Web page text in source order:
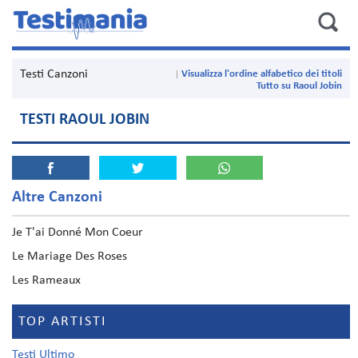
Testi Canzoni
Visualizza l'ordine alfabetico dei titoli
Tutto su Raoul Jobin
TESTI RAOUL JOBIN
Altre Canzoni
Je T'ai Donné Mon Coeur
Le Mariage Des Roses
Les Rameaux
TOP ARTISTI
Testi Ultimo